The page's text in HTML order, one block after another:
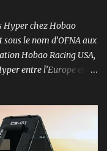
Nouvelle
Hyper chez Hobao
le nom d’OFNA aux
Hobao Racing USA,
entre l’Europe et les
de buggys tout-
dans les années 1990
répondre aux